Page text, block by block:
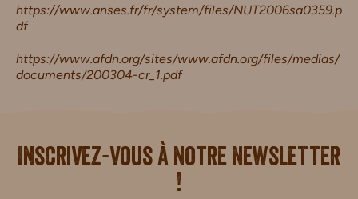
https://www.anses.fr/fr/system/files/NUT2006sa0359.p
df
https://www.afdn.org/sites/www.afdn.org/files/medias/
documents/200304-cr_1.pdf
Inscrivez-vous à notre newsletter
!